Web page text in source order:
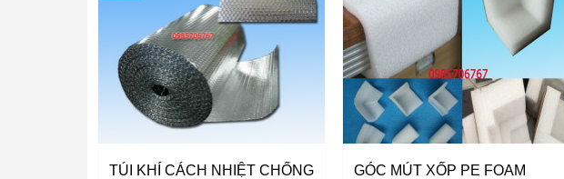
TÚI KHÍ CÁCH NHIỆT CHỐNG
GÓC MÚT XỐP PE FOAM